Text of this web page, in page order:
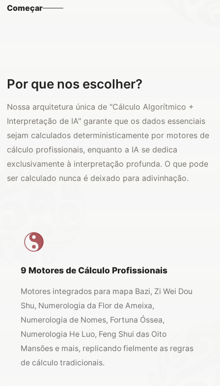
Começar
Por que nos escolher?
Nossa arquitetura única de "Cálculo Algorítmico +
Interpretação de IA" garante que os dados essenciais
sejam calculados deterministicamente por motores de
cálculo profissionais, enquanto a IA se dedica
exclusivamente à interpretação profunda. O que pode
ser calculado nunca é deixado para adivinhação.
9 Motores de Cálculo Profissionais
Motores integrados para mapa Bazi, Zi Wei Dou
Shu, Numerologia da Flor de Ameixa,
Numerologia de Nomes, Fortuna Óssea,
Numerologia He Luo, Feng Shui das Oito
Mansões e mais, replicando fielmente as regras
de cálculo tradicionais.